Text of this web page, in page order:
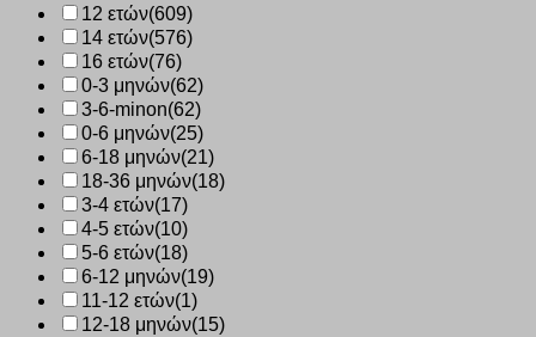
12 ετών(609)
14 ετών(576)
16 ετών(76)
0-3 μηνών(62)
3-6-minon(62)
0-6 μηνών(25)
6-18 μηνών(21)
18-36 μηνών(18)
3-4 ετών(17)
4-5 ετών(10)
5-6 ετών(18)
6-12 μηνών(19)
11-12 ετών(1)
12-18 μηνών(15)